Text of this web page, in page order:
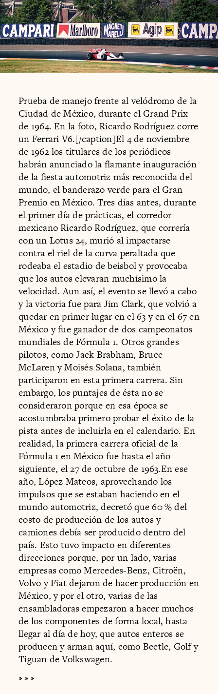
Prueba de manejo frente al velódromo de la
Ciudad de México, durante el Grand Prix
de 1964. En la foto, Ricardo Rodríguez corre
un Ferrari V6.[/caption]El 4 de noviembre
de 1962 los titulares de los periódicos
habrán anunciado la flamante inauguración
de la fiesta automotriz más reconocida del
mundo, el banderazo verde para el Gran
Premio en México. Tres días antes, durante
el primer día de prácticas, el corredor
mexicano Ricardo Rodríguez, que correría
con un Lotus 24, murió al impactarse
contra el riel de la curva peraltada que
rodeaba el estadio de beisbol y provocaba
que los autos elevaran muchísimo la
velocidad. Aun así, el evento se llevó a cabo
y la victoria fue para Jim Clark, que volvió a
quedar en primer lugar en el 63 y en el 67 en
México y fue ganador de dos campeonatos
mundiales de Fórmula 1. Otros grandes
pilotos, como Jack Brabham, Bruce
McLaren y Moisés Solana, también
participaron en esta primera carrera. Sin
embargo, los puntajes de ésta no se
consideraron porque en esa época se
acostumbraba primero probar el éxito de la
pista antes de incluirla en el calendario. En
realidad, la primera carrera oficial de la
Fórmula 1 en México fue hasta el año
siguiente, el 27 de octubre de 1963.En ese
año, López Mateos, aprovechando los
impulsos que se estaban haciendo en el
mundo automotriz, decretó que 60 % del
costo de producción de los autos y
camiones debía ser producido dentro del
país. Esto tuvo impacto en diferentes
direcciones porque, por un lado, varias
empresas como Mercedes-Benz, Citroën,
Volvo y Fiat dejaron de hacer producción en
México, y por el otro, varias de las
ensambladoras empezaron a hacer muchos
de los componentes de forma local, hasta
llegar al día de hoy, que autos enteros se
producen y arman aquí, como Beetle, Golf y
Tiguan de Volkswagen.
* * *